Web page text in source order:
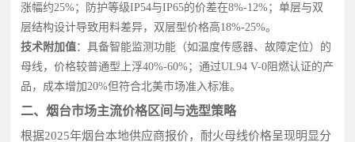
涨幅约25%；防护等级IP54与IP65的价差在8%-12%；单层与双
层结构设计导致用料差异，双层型价格高18%-25%。
技术附加值：具备智能监测功能（如温度传感器、故障定位）的
母线，价格较普通型上浮40%-60%；通过UL94 V-0阻燃认证的产
品，成本增加20%但符合北美市场准入标准。
二、烟台市场主流价格区间与选型策略
根据2025年烟台本地供应商报价，耐火母线价格呈现明显分